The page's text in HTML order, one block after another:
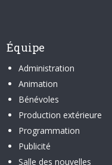
Équipe
Administration
Animation
Bénévoles
Production extérieure
Programmation
Publicité
Salle des nouvelles